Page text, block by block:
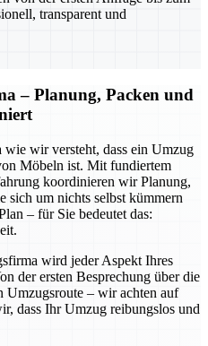
transparent und
– Planung, Packen und
wir versteht, dass ein Umzug
Möbeln ist. Mit fundiertem
koordinieren wir Planung,
sich um nichts selbst kümmern
– für Sie bedeutet das:
wird jeder Aspekt Ihres
der ersten Besprechung über die
– wir achten auf
dass Ihr Umzug reibungslos und